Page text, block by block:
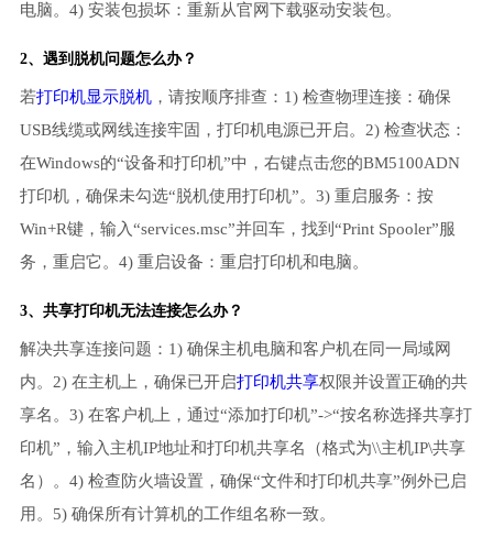
电脑。4) 安装包损坏：重新从官网下载驱动安装包。
2、遇到脱机问题怎么办？
若打印机显示脱机，请按顺序排查：1) 检查物理连接：确保
USB线缆或网线连接牢固，打印机电源已开启。2) 检查状态：
在Windows的“设备和打印机”中，右键点击您的BM5100ADN
打印机，确保未勾选“脱机使用打印机”。3) 重启服务：按
Win+R键，输入“services.msc”并回车，找到“Print Spooler”服
务，重启它。4) 重启设备：重启打印机和电脑。
3、共享打印机无法连接怎么办？
解决共享连接问题：1) 确保主机电脑和客户机在同一局域网
内。2) 在主机上，确保已开启打印机共享权限并设置正确的共
享名。3) 在客户机上，通过“添加打印机”->“按名称选择共享打
印机”，输入主机IP地址和打印机共享名（格式为\\主机IP\共享
名）。4) 检查防火墙设置，确保“文件和打印机共享”例外已启
用。5) 确保所有计算机的工作组名称一致。